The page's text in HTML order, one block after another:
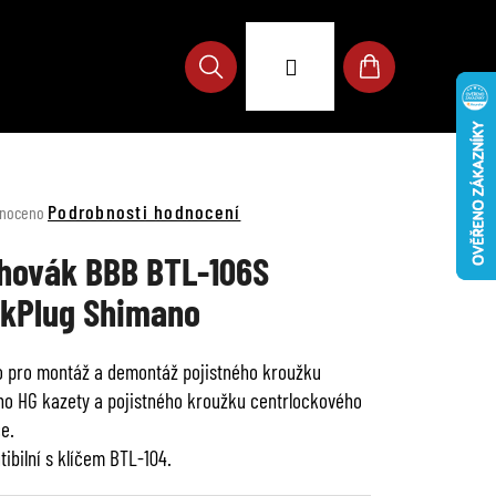
Hledat
Přihlášení
Nákupní
Podrobnosti hodnocení
BBB BTL-106S
Shimano
pro montáž a demontáž pojistného kroužku
HG kazety a pojistného kroužku centrlockového
s klíčem BTL-104.